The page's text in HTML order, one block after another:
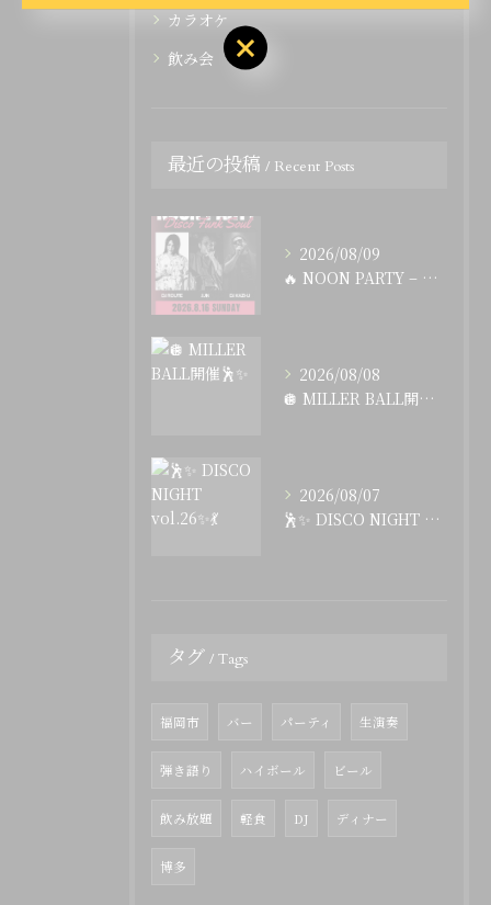
カラオケ
飲み会
最近の投稿 Recent Posts
2026/08/09
🔥 NOON PARTY – Disco Funk Soul...
2026/08/08
🪩 MILLER BALL開催🕺✨
2026/08/07
🕺✨ DISCO NIGHT vol.26✨💃
タグ Tags
福岡市 バー パーティ 生演奏
弾き語り ハイボール ビール
飲み放題 軽食 DJ ディナー
博多